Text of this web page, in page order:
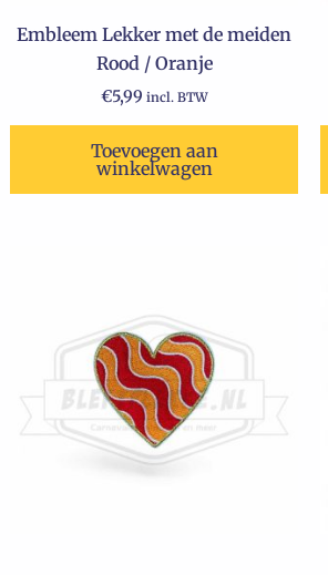
Embleem Lekker met de meiden
Rood / Oranje
€5,99 incl. BTW
Toevoegen aan
winkelwagen